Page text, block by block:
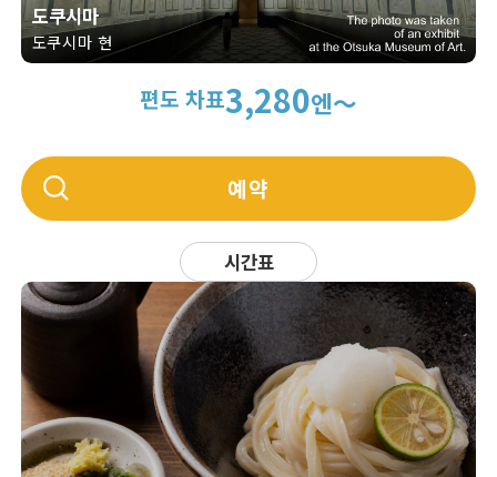
도쿠시마
도쿠시마 현
편도 차표3,280엔～
예약
시간표